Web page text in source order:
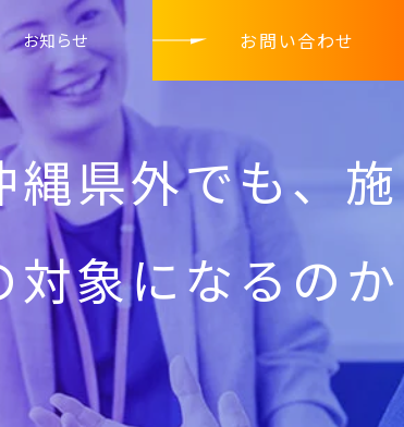
お知らせ お問い合わせ
県外でも、施
象になるのか